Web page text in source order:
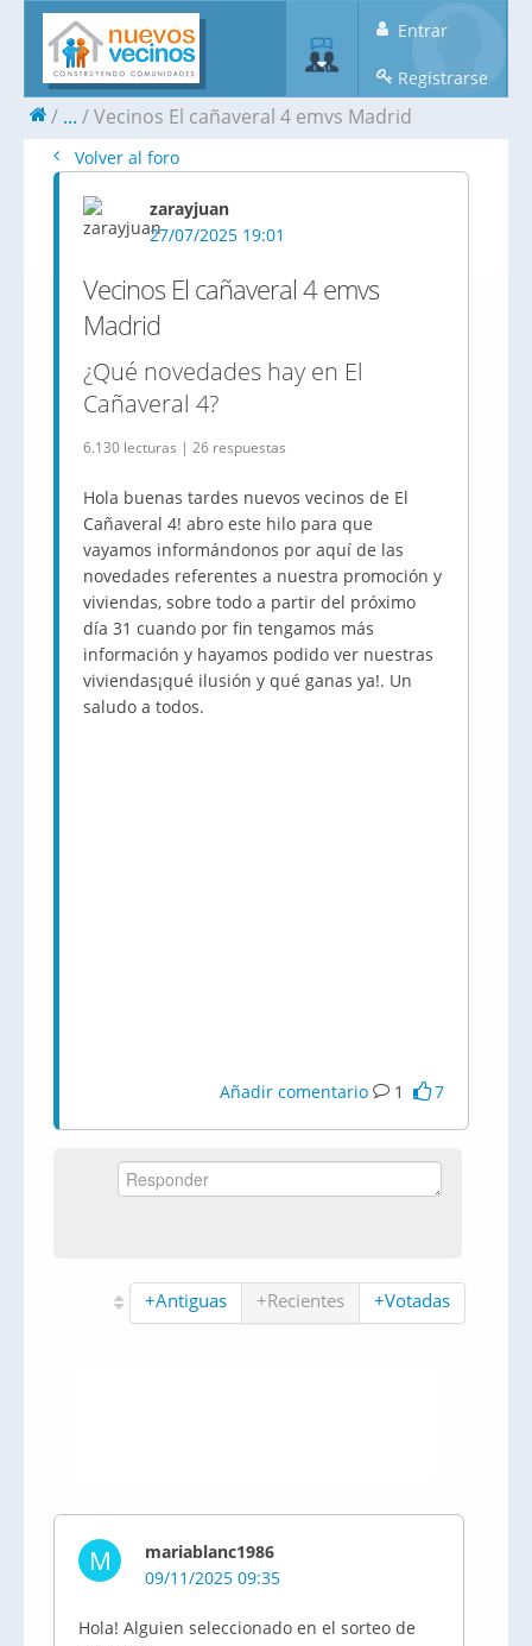
Entrar
Registrarse
... Vecinos El cañaveral 4 emvs Madrid
Volver al foro
zarayjuan
27/07/2025 19:01
Vecinos El cañaveral 4 emvs
Madrid
¿Qué novedades hay en El
Cañaveral 4?
6.130 lecturas | 26 respuestas
Hola buenas tardes nuevos vecinos de El
Cañaveral 4! abro este hilo para que
vayamos informándonos por aquí de las
novedades referentes a nuestra promoción y
viviendas, sobre todo a partir del próximo
día 31 cuando por fin tengamos más
información y hayamos podido ver nuestras
viviendas¡qué ilusión y qué ganas ya!. Un
saludo a todos.
Añadir comentario 1 7
+Antiguas +Recientes +Votadas
M
mariablanc1986
09/11/2025 09:35
Hola! Alguien seleccionado en el sorteo de